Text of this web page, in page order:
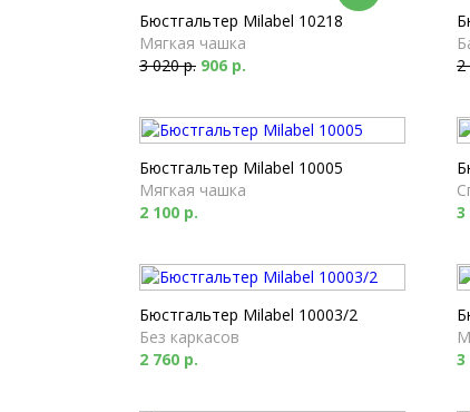
Бюстгальтер Milabel 10218
Мягкая чашка
3 020 р. 906 р.
2
Бюстгальтер Milabel 10005
Мягкая чашка
2 100 р.
3
Бюстгальтер Milabel 10003/2
Без каркасов
2 760 р.
3